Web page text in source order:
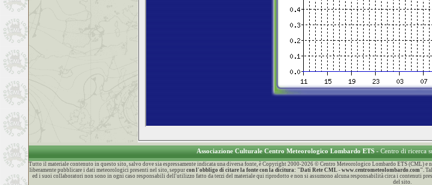
Associazione Culturale Centro Meteorologico Lombardo ETS- Centro di ricerca
Tutto il materiale contenuto in questo sito, salvo dove sia espressamente indicata una diversa fonte, è Copyright 2000-2026 © Centro Meteorologico Lombardo ETS (CML)
liberamente pubblicare i dati meteorologici presenti nel sito, seppur con l'obbligo di citare la fonte con la dicitura: "Dati Rete CML - www.centrometeolombardo.com".
ed i suoi collaboratori non sono in ogni caso responsabili dell'utilizzo fatto da terzi del materiale qui riprodotto e non si assumono alcuna responsabilità circa i contenuti
del sito.